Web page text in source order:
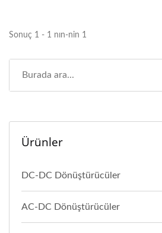
Sonuç 1 - 1 nın-nin 1
Ürünler
DC-DC Dönüştürücüler
AC-DC Dönüştürücüler